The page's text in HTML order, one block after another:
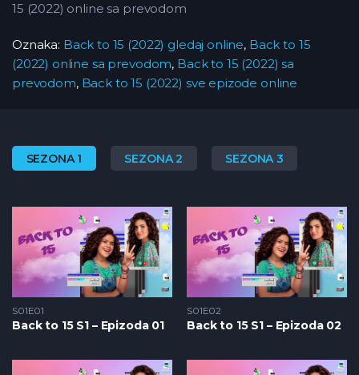
15 (2022) online sa prevodom
Oznaka: Back to 15 (2022) gledaj online, Back to 15
(2022) online sa prevodom, Back to 15 (2022) sa
prevodom, Back to 15 (2022) sve epizode online
SEZONA 1 SEZONA 2 SEZONA 3
S01E01
Back to 15 S1 – Epizoda 01
S01E02
Back to 15 S1 – Epizoda 02